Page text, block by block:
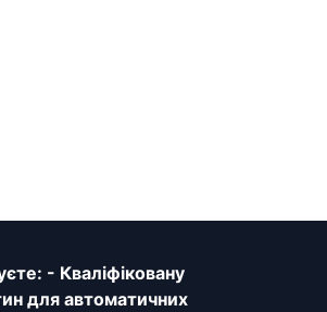
- Кваліфіковану
для автоматичних